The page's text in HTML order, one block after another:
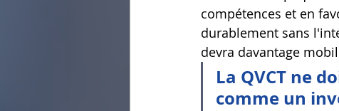
compétences et en
durablement sans
devra davantage
La QVCT ne
comme un